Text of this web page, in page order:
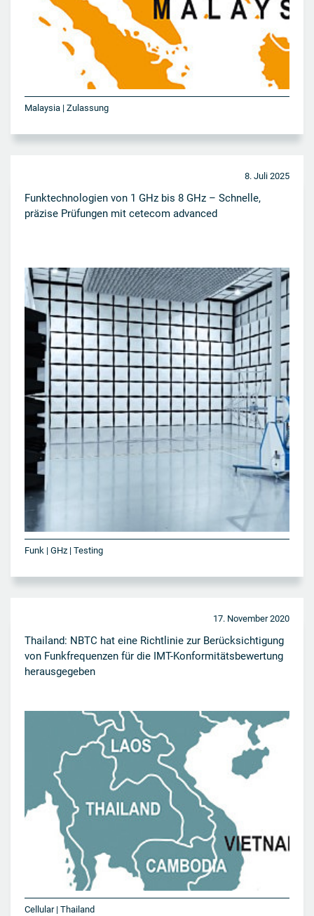
Malaysia | Zulassung
8. Juli 2025
Funktechnologien von 1 GHz bis 8 GHz – Schnelle,
präzise Prüfungen mit cetecom advanced
Funk | GHz | Testing
17. November 2020
Thailand: NBTC hat eine Richtlinie zur Berücksichtigung
von Funkfrequenzen für die IMT-Konformitätsbewertung
herausgegeben
Cellular | Thailand